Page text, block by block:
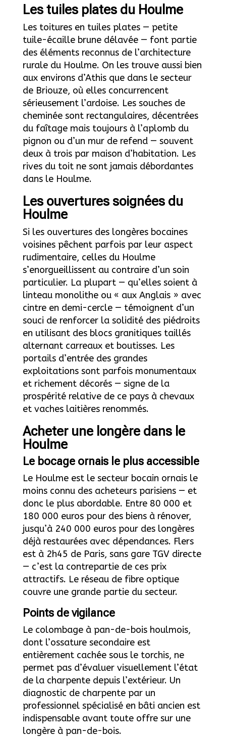
Les tuiles plates du Houlme
Les toitures en tuiles plates — petite
tuile-écaille brune délavée — font partie
des éléments reconnus de l’architecture
rurale du Houlme. On les trouve aussi bien
aux environs d’Athis que dans le secteur
de Briouze, où elles concurrencent
sérieusement l’ardoise. Les souches de
cheminée sont rectangulaires, décentrées
du faîtage mais toujours à l’aplomb du
pignon ou d’un mur de refend — souvent
deux à trois par maison d’habitation. Les
rives du toit ne sont jamais débordantes
dans le Houlme.
Les ouvertures soignées du
Houlme
Si les ouvertures des longères bocaines
voisines pêchent parfois par leur aspect
rudimentaire, celles du Houlme
s’enorgueillissent au contraire d’un soin
particulier. La plupart — qu’elles soient à
linteau monolithe ou « aux Anglais » avec
cintre en demi-cercle — témoignent d’un
souci de renforcer la solidité des piédroits
en utilisant des blocs granitiques taillés
alternant carreaux et boutisses. Les
portails d’entrée des grandes
exploitations sont parfois monumentaux
et richement décorés — signe de la
prospérité relative de ce pays à chevaux
et vaches laitières renommés.
Acheter une longère dans le
Houlme
Le bocage ornais le plus accessible
Le Houlme est le secteur bocain ornais le
moins connu des acheteurs parisiens — et
donc le plus abordable. Entre 80 000 et
180 000 euros pour des biens à rénover,
jusqu’à 240 000 euros pour des longères
déjà restaurées avec dépendances. Flers
est à 2h45 de Paris, sans gare TGV directe
— c’est la contrepartie de ces prix
attractifs. Le réseau de fibre optique
couvre une grande partie du secteur.
Points de vigilance
Le colombage à pan-de-bois houlmois,
dont l’ossature secondaire est
entièrement cachée sous le torchis, ne
permet pas d’évaluer visuellement l’état
de la charpente depuis l’extérieur. Un
diagnostic de charpente par un
professionnel spécialisé en bâti ancien est
indispensable avant toute offre sur une
longère à pan-de-bois.